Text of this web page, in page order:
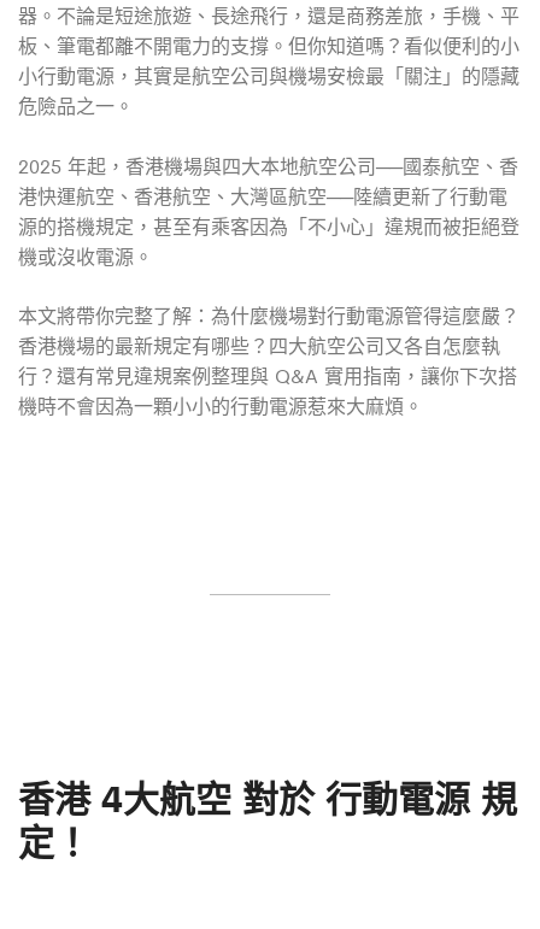
器。不論是短途旅遊、長途飛行，還是商務差旅，手機、平
板、筆電都離不開電力的支撐。但你知道嗎？看似便利的小
小行動電源，其實是航空公司與機場安檢最「關注」的隱藏
危險品之一。
2025 年起，香港機場與四大本地航空公司──國泰航空、香
港快運航空、香港航空、大灣區航空──陸續更新了行動電
源的搭機規定，甚至有乘客因為「不小心」違規而被拒絕登
機或沒收電源。
本文將帶你完整了解：為什麼機場對行動電源管得這麼嚴？
香港機場的最新規定有哪些？四大航空公司又各自怎麼執
行？還有常見違規案例整理與 Q&A 實用指南，讓你下次搭
機時不會因為一顆小小的行動電源惹來大麻煩。
香港 4大航空 對於 行動電源 規
定！